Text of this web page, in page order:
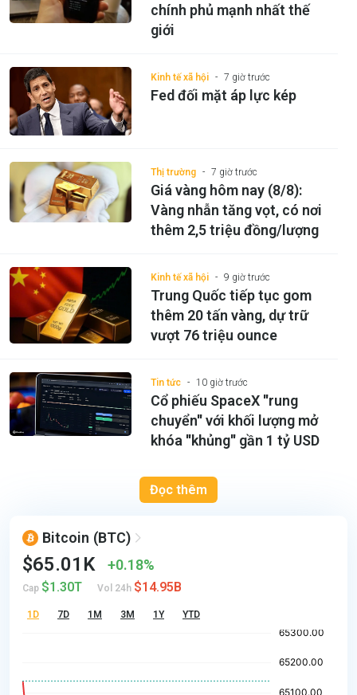
chính phủ mạnh nhất thế
giới
Kinh tế xã hội 7 giờ trước
Fed đối mặt áp lực kép
Thị trường 7 giờ trước
Giá vàng hôm nay (8/8):
Vàng nhẫn tăng vọt, có nơi
thêm 2,5 triệu đồng/lượng
Kinh tế xã hội 9 giờ trước
Trung Quốc tiếp tục gom
thêm 20 tấn vàng, dự trữ
vượt 76 triệu ounce
Tin tức 10 giờ trước
Cổ phiếu SpaceX ''rung
chuyển'' với khối lượng mở
khóa ''khủng'' gần 1 tỷ USD
Đọc thêm
Bitcoin (BTC)
$65.01K 0.18%
Cap $1.30T Vol 24h $14.95B
1D 7D 1M 3M 1Y YTD